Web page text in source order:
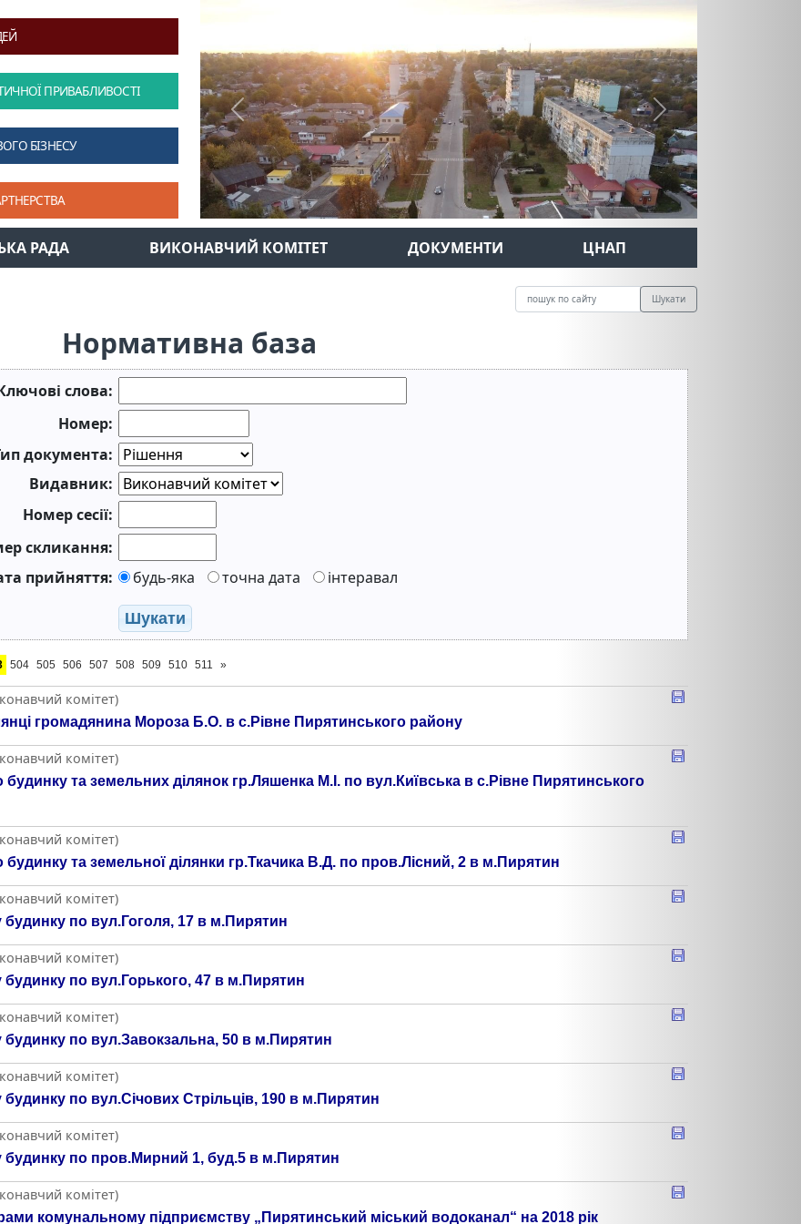
ПРИВАБЛИВОСТІ
БІЗНЕСУ
Previous Next
РАДА ВИКОНАВЧИЙ КОМІТЕТ ДОКУМЕНТИ ЦНАП
Шукати
Нормативна база
слова:
Номер:
документа:
Видавник:
Номер сесії:
скликання:
прийняття:
будь-яка точна дата інтеравал
Шукати
504 505 506 507 508 509 510 511 »
комітет)
громадянина Мороза Б.О. в с.Рівне Пирятинського району
комітет)
та земельних ділянок гр.Ляшенка М.І. по вул.Київська в с.Рівне Пирятинського
комітет)
та земельної ділянки гр.Ткачика В.Д. по пров.Лісний, 2 в м.Пирятин
комітет)
по вул.Гоголя, 17 в м.Пирятин
комітет)
по вул.Горького, 47 в м.Пирятин
комітет)
по вул.Завокзальна, 50 в м.Пирятин
комітет)
по вул.Січових Стрільців, 190 в м.Пирятин
комітет)
по пров.Мирний 1, буд.5 в м.Пирятин
комітет)
комунальному підприємству „Пирятинський міський водоканал“ на 2018 рік